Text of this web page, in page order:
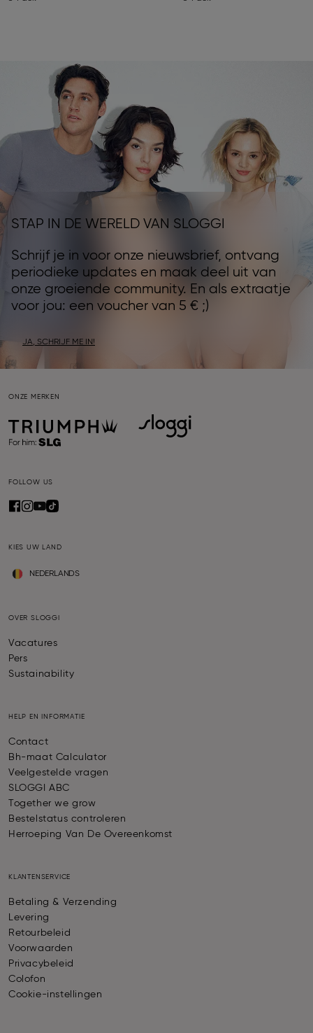
STAP IN DE WERELD VAN SLOGGI
Schrijf je in voor onze nieuwsbrief, ontvang
periodieke updates en maak deel uit van
onze groeiende community. En als extraatje
voor jou: een voucher van 5 € ;)
JA, SCHRIJF ME IN!
ONZE MERKEN
FOLLOW US
KIES UW LAND
NEDERLANDS
OVER SLOGGI
Vacatures
Pers
Sustainability
HELP EN INFORMATIE
Contact
Bh-maat Calculator
Veelgestelde vragen
SLOGGI ABC
Together we grow
Bestelstatus controleren
Herroeping Van De Overeenkomst
KLANTENSERVICE
Betaling & Verzending
Levering
Retourbeleid
Voorwaarden
Privacybeleid
Colofon
Cookie-instellingen